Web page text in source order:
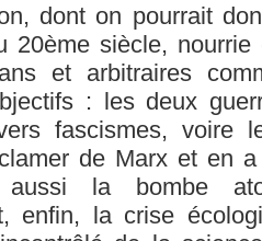
dont on pourrait
20ème siècle,
et arbitraires
: les deux
fascismes, voire
de Marx et en
la bombe
enfin, la crise